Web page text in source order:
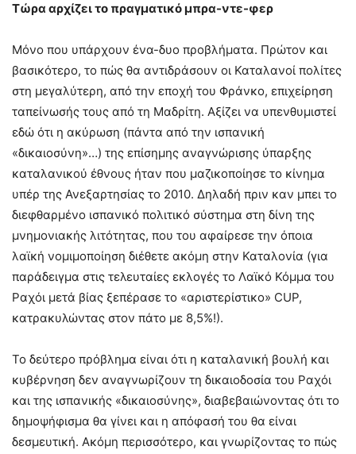
Τώρα αρχίζει το πραγματικό μπρα-ντε-φερ
Μόνο που υπάρχουν ένα-δυο προβλήματα. Πρώτον και
βασικότερο, το πώς θα αντιδράσουν οι Καταλανοί πολίτες
στη μεγαλύτερη, από την εποχή του Φράνκο, επιχείρηση
ταπείνωσής τους από τη Μαδρίτη. Αξίζει να υπενθυμιστεί
εδώ ότι η ακύρωση (πάντα από την ισπανική
«δικαιοσύνη»…) της επίσημης αναγνώρισης ύπαρξης
καταλανικού έθνους ήταν που μαζικοποίησε το κίνημα
υπέρ της Ανεξαρτησίας το 2010. Δηλαδή πριν καν μπει το
διεφθαρμένο ισπανικό πολιτικό σύστημα στη δίνη της
μνημονιακής λιτότητας, που του αφαίρεσε την όποια
λαϊκή νομιμοποίηση διέθετε ακόμη στην Καταλονία (για
παράδειγμα στις τελευταίες εκλογές το Λαϊκό Κόμμα του
Ραχόι μετά βίας ξεπέρασε το «αριστερίστικο» CUP,
κατρακυλώντας στον πάτο με 8,5%!).
Το δεύτερο πρόβλημα είναι ότι η καταλανική βουλή και
κυβέρνηση δεν αναγνωρίζουν τη δικαιοδοσία του Ραχόι
και της ισπανικής «δικαιοσύνης», διαβεβαιώνοντας ότι το
δημοψήφισμα θα γίνει και η απόφασή του θα είναι
δεσμευτική. Ακόμη περισσότερο, και γνωρίζοντας το πώς